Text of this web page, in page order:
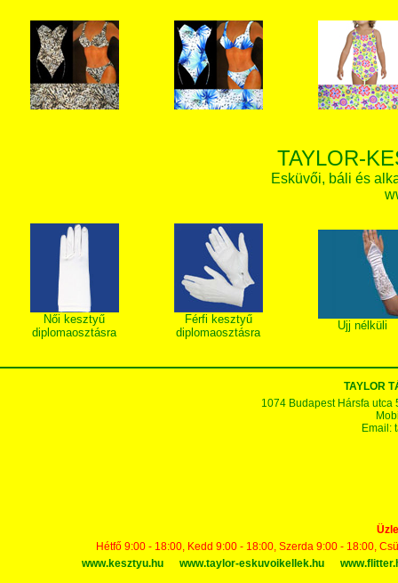
TAYLOR-
Esküvői, báli és
Női kesztyű
diplomaosztásra
Férfi kesztyű
diplomaosztásra
Ujj nélküli
TAYLOR
1074 Budapest Hársfa utca
Email:
Hétfő 9:00 - 18:00, Kedd 9:00 - 18:00, Szerda 9:00 - 18:00,
www.kesztyu.hu
www.taylor-eskuvoikellek.hu